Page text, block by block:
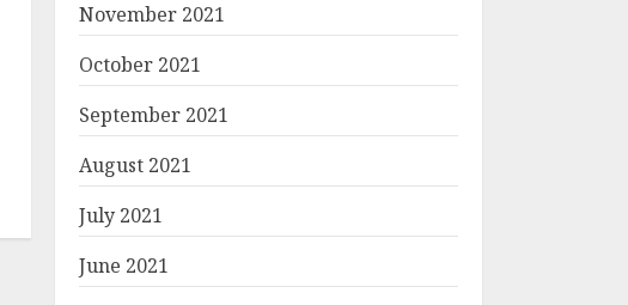
November 2021
October 2021
September 2021
August 2021
July 2021
June 2021